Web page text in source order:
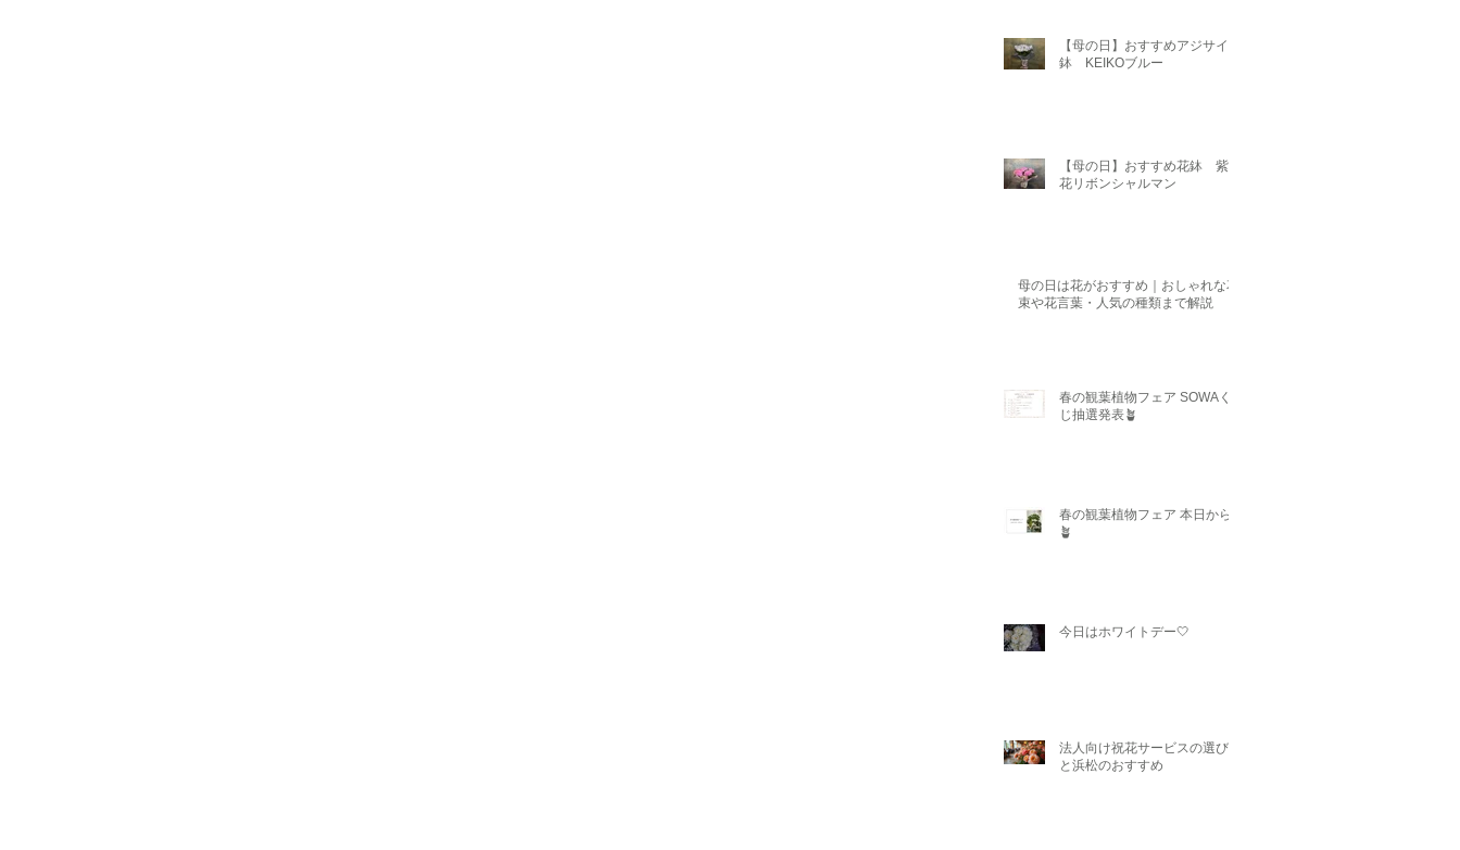
【母の日】おすすめアジサイ
鉢 KEIKOブルー
【母の日】おすすめ花鉢 紫陽
花リボンシャルマン
母の日は花がおすすめ｜おしゃれな花
束や花言葉・人気の種類まで解説
春の観葉植物フェア SOWAく
じ抽選発表🪴
春の観葉植物フェア 本日から
🪴
今日はホワイトデー🤍
法人向け祝花サービスの選び方
と浜松のおすすめ